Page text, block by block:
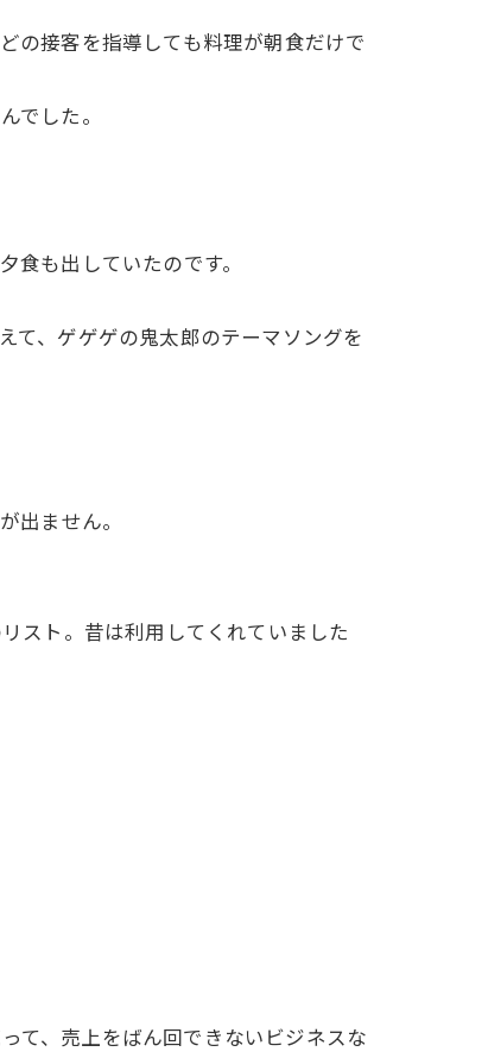
の接客を指導しても料理が朝食だけで
でした。
も出していたのです。
て、ゲゲゲの鬼太郎のテーマソングを
出ません。
スト。昔は利用してくれていました
て、売上をばん回できないビジネスな